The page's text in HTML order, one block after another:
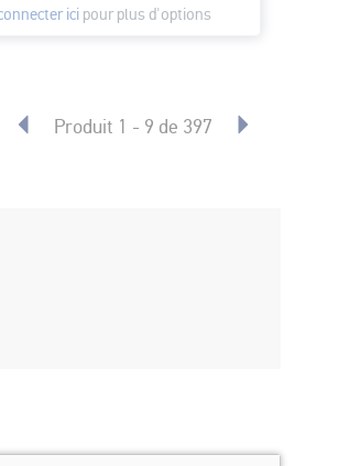
ici pour plus d'options
Produit 1 - 9 de 397